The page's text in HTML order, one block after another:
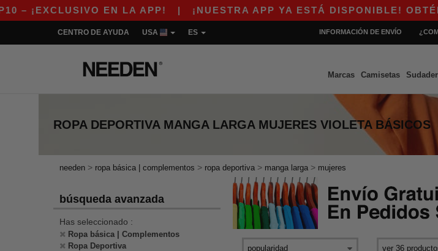
¡EXCLUSIVO EN LA APP!| ¡NUESTRA APP YA ESTÁ DISPONIBLE! OBTÉN
CENTRO DE AYUDA USA ES INFORMACIÓN DE ENVÍO
Marcas Camisetas
ROPA DEPORTIVA MANGA LARGA MUJERES VIOLETA BÁSICOS
needen > ropa básica | complementos > ropa deportiva > manga larga > mujeres
búsqueda avanzada
Has seleccionado :
Ropa básica | Complementos
Ropa Deportiva